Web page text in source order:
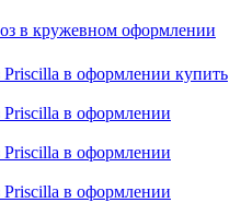
в кружевном оформлении